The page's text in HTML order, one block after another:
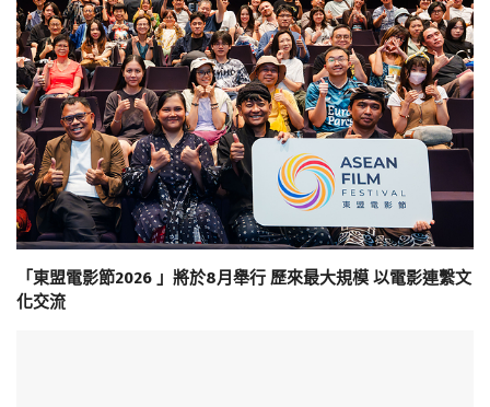
「東盟電影節2026 」將於8月舉行 歷來最大規模 以電影連繫文
化交流